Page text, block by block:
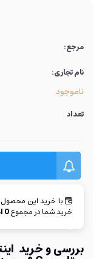
بررسی و خرید
مرجع:
نام تجاری:
ناموجود
تعداد
با خرید این محصول
خرید شما در مجموع0